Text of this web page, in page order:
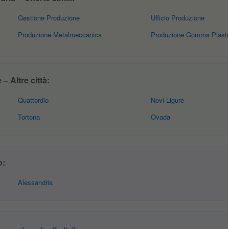
Gestione Produzione
Produzione Metalmeccanica
Ufficio Produzione
Produzione Gomma
Altre città:
Quattordio
Tortona
Novi Ligure
Ovada
Alessandria